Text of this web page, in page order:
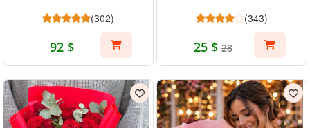
(302)
92 $
(343)
25 $ 28